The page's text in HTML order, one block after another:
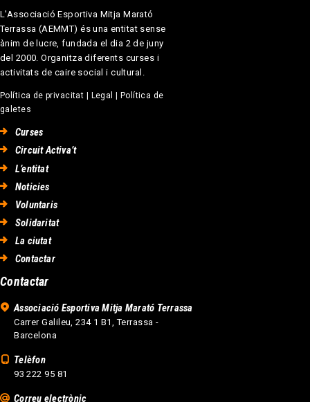
L'Associació Esportiva Mitja Marató
Terrassa (AEMMT) és una entitat sense
ànim de lucre, fundada el dia 2 de juny
del 2000. Organitza diferents curses i
activitats de caire social i cultural.
Política de privacitat | Legal | Política de
galetes
Curses
Circuit Activa’t
L’entitat
Noticies
Voluntaris
Solidaritat
La ciutat
Contactar
Contactar
Associació Esportiva Mitja Marató Terrassa
Carrer Galileu, 234 1 B1, Terrassa -
Barcelona
Telèfon
93 222 95 81
Correu electrònic